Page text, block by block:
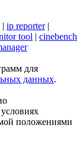
| ip reporter|
tool | cinebench
для
данных.
положениями